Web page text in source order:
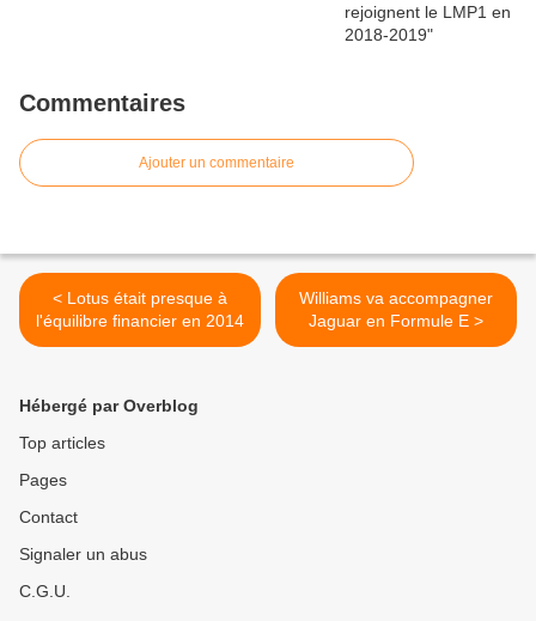
Commentaires
Ajouter un commentaire
< Lotus était presque à
l'équilibre financier en 2014
Williams va accompagner
Jaguar en Formule E >
Hébergé par Overblog
Top articles
Pages
Contact
Signaler un abus
C.G.U.